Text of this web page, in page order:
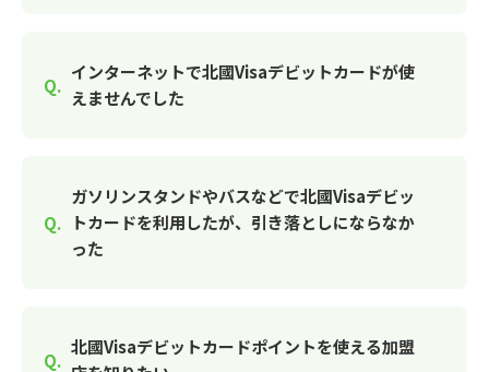
インターネットで北國Visaデビットカードが使
えませんでした
ガソリンスタンドやバスなどで北國Visaデビッ
トカードを利用したが、引き落としにならなか
った
北國Visaデビットカードポイントを使える加盟